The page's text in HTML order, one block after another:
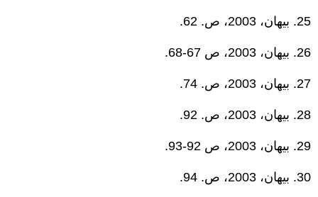
25. بيهان، 2003، ص. 62.
26. بيهان، 2003، ص 67-68.
27. بيهان، 2003، ص. 74.
28. بيهان، 2003، ص. 92.
29. بيهان، 2003، ص 92-93.
30. بيهان، 2003، ص. 94.